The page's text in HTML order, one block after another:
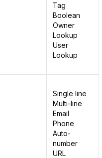
Tag
Boolean
Owner
Lookup
User
Lookup
Single line
Multi-line
Email
Phone
Auto-
number
URL